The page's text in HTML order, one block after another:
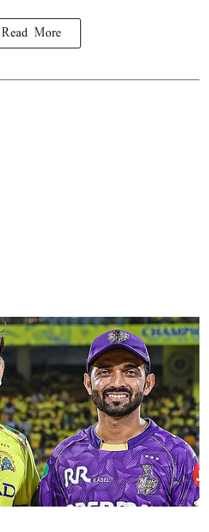
Read More